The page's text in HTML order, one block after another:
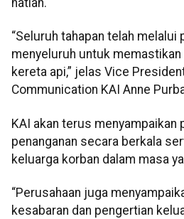
“Seluruh tahapan telah melalui
menyeluruh untuk memastikan
kereta api,” jelas Vice
Communication KAI Anne
KAI akan terus menyampaikan
penanganan secara berkala
keluarga korban dalam masa
“Perusahaan juga
kesabaran dan pengertian